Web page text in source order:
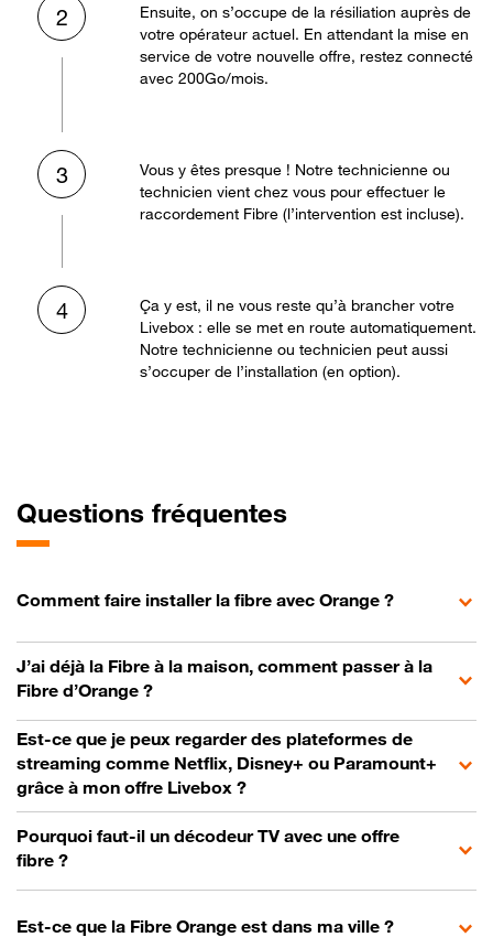
2
Ensuite, on s’occupe de la résiliation auprès de
votre opérateur actuel. En attendant la mise en
service de votre nouvelle offre, restez connecté
avec 200Go/mois.
3
Vous y êtes presque ! Notre technicienne ou
technicien vient chez vous pour effectuer le
raccordement Fibre (l’intervention est incluse).
4
Ça y est, il ne vous reste qu’à brancher votre
Livebox : elle se met en route automatiquement.
Notre technicienne ou technicien peut aussi
s’occuper de l’installation (en option).
Questions fréquentes
Comment faire installer la fibre avec Orange ?
J’ai déjà la Fibre à la maison, comment passer à la
Fibre d’Orange ?
Est-ce que je peux regarder des plateformes de
streaming comme Netflix, Disney+ ou Paramount+
grâce à mon offre Livebox ?
Pourquoi faut-il un décodeur TV avec une offre
fibre ?
Est-ce que la Fibre Orange est dans ma ville ?